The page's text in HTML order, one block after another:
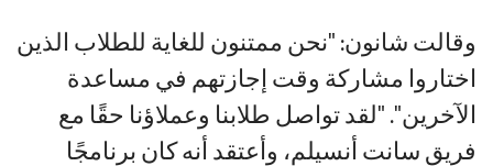
وقالت شانون: "نحن ممتنون للغاية للطلاب الذين
اختاروا مشاركة وقت إجازتهم في مساعدة
الآخرين". "لقد تواصل طلابنا وعملاؤنا حقًا مع
فريق سانت أنسيلم، وأعتقد أنه كان برنامجًا